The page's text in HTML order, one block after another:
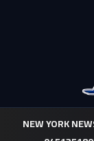
NEW YORK